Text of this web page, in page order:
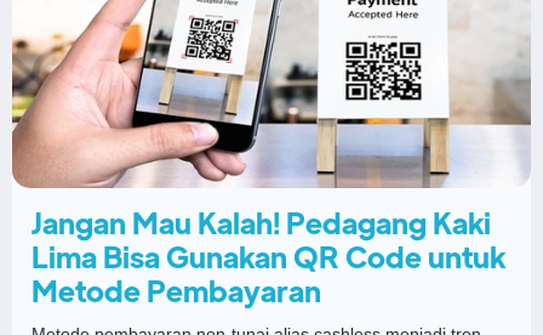
Jangan Mau Kalah! Pedagang Kaki
Lima Bisa Gunakan QR Code untuk
Metode Pembayaran